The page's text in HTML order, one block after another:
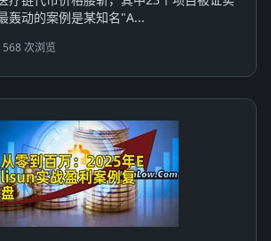
轰动的案例是某知名"A...
568 次浏览